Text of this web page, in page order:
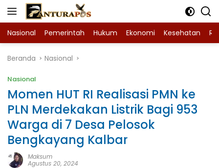
Langsung
Nasional Pemerintah Hukum Ekonomi Kesehatan
Beranda Nasional
Nasional
Momen HUT RI Realisasi PMN ke
PLN Merdekakan Listrik Bagi 953
Warga di 7 Desa Pelosok
Bengkayang Kalbar
Maksum
Agustus 20, 2024